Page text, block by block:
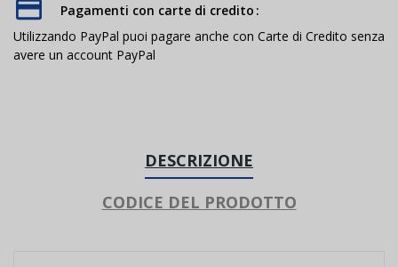
Pagamenti con carte di credito
Utilizzando PayPal puoi pagare anche con Carte di Credito senza
avere un account PayPal
DESCRIZIONE
CODICE DEL PRODOTTO